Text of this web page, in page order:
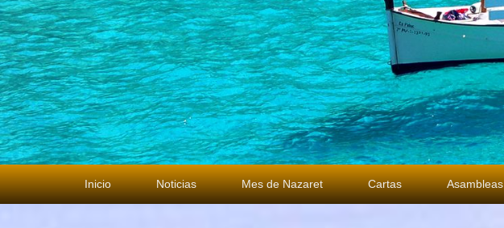
Menú
principal
Inicio Noticias Mes de Nazaret Cartas Asambleas